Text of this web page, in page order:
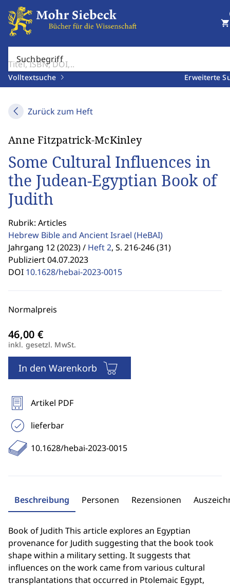
Suchbegriff
Volltextsuche Erweiterte
shopping_cart
Zurück zum Heft
Anne Fitzpatrick-McKinley
Some Cultural Influences in
the Judean-Egyptian Book of
Judith
Rubrik: Articles
Hebrew Bible and Ancient Israel (HeBAI)
Jahrgang 12 (2023) / Heft 2, S. 216-246 (31)
Publiziert 04.07.2023
DOI 10.1628/hebai-2023-0015
Normalpreis
inkl. gesetzl. MwSt.
In den Warenkorb
Artikel PDF
lieferbar
10.1628/hebai-2023-0015
Beschreibung Personen Rezensionen
Book of Judith This article explores an Egyptian
provenance for Judith suggesting that the book took
shape within a military setting. It suggests that
influences on the work came from various cultural
transplantations that occurred in Ptolemaic Egypt,